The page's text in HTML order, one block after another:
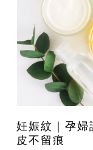
妊娠紋｜孕婦護
皮不留痕